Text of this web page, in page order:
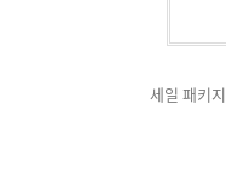
세일 패키지